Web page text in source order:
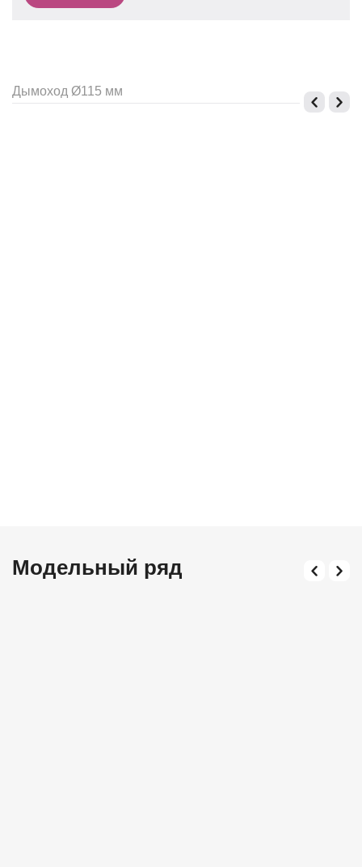
Дымоход Ø115 мм
Модельный ряд